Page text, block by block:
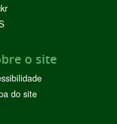
o site
do site